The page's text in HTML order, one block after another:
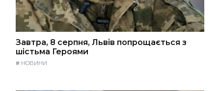
Завтра, 8 серпня, Львів попрощається з
шістьма Героями
# НОВИНИ